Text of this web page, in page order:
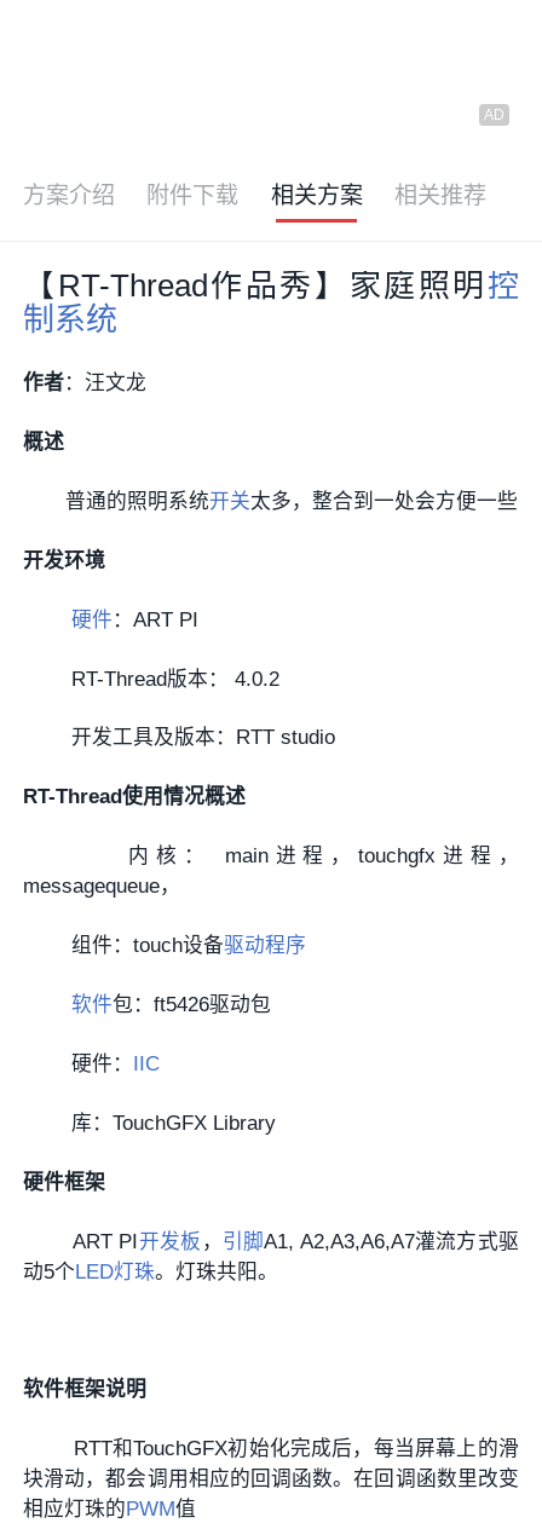
方案介绍 附件下载 相关方案 相关推荐
【RT-Thread作品秀】家庭照明 控
制系统
作者：汪文龙
概述
普通的照明系统开关太多，整合到一处会方便一些
开发环境
硬件 ：ART PI
RT-Thread版本： 4.0.2
开发工具及版本：RTT studio
RT-Thread使用情况概述
内核： main进程，touchgfx进程，
messagequeue，
组件：touch设备驱动程序
软件包：ft5426驱动包
硬件： IIC
库：TouchGFX Library
硬件框架
ART PI开发板 ， 引脚A1, A2,A3,A6,A7灌流方式驱
动5个LED灯珠。灯珠共阳。
软件框架说明
RTT和TouchGFX初始化完成后，每当屏幕上的滑
块滑动，都会调用相应的回调函数。在回调函数里改变
相应灯珠的 PWM值